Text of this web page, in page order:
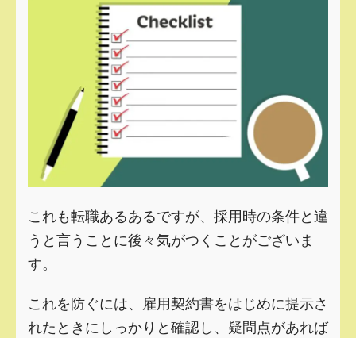
これも転職あるあるですが、採用時の条件と違
うと言うことに後々気がつくことがございま
す。
これを防ぐには、雇用契約書をはじめに提示さ
れたときにしっかりと確認し、疑問点があれば